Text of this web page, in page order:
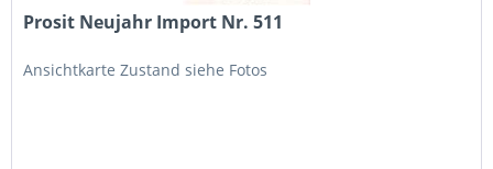
Prosit Neujahr Import Nr. 511
Ansichtkarte Zustand siehe Fotos